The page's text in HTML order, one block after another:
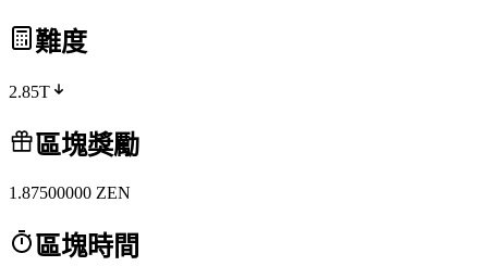
難度
2.85T
區塊獎勵
1.87500000 ZEN
區塊時間